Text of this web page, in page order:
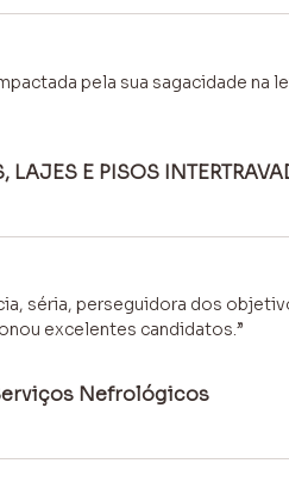
pela sua sagacidade na
E PISOS
séria, perseguidora dos
excelentes candidatos.”
Nefrológicos